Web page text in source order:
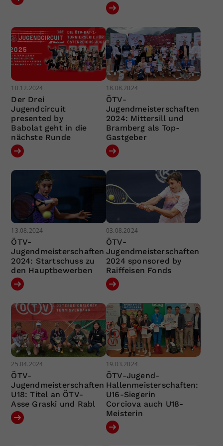
10.12.2024
Der Drei
Jugendcircuit
presented by
Babolat geht in die
nächste Runde
18.08.2024
ÖTV-
Jugendmeisterschaften
2024: Mittersill und
Bramberg als Top-
Gastgeber
13.08.2024
ÖTV-
Jugendmeisterschaften
2024: Startschuss zu
den Hauptbewerben
03.08.2024
ÖTV-
Jugendmeisterschaften
2024 sponsored by
Raiffeisen Fonds
25.04.2024
ÖTV-
Jugendmeisterschaften
U18: Titel an ÖTV-
Asse Graski und Rabl
19.03.2024
ÖTV-Jugend-
Hallenmeisterschaften:
U16-Siegerin
Corciova auch U18-
Meisterin